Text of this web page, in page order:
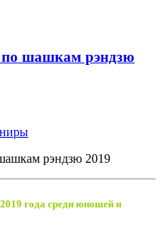
по шашкам рэндзю
года среди юношей и